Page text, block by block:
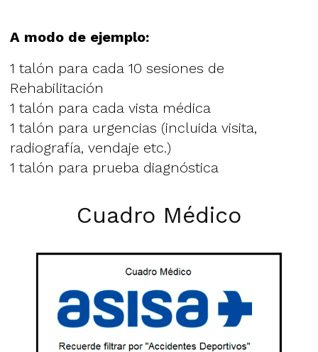
A modo de ejemplo:
1 talón para cada 10 sesiones de
Rehabilitación
1 talón para cada vista médica
1 talón para urgencias (incluida visita,
radiografía, vendaje etc.)
1 talón para prueba diagnóstica
Cuadro Médico